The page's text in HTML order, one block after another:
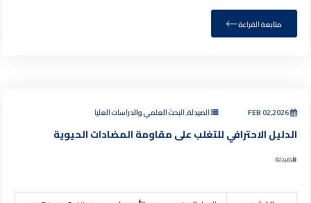
متابعة القراءة
FEB 02,2026 الصيدلة, البحث العلمي والدراسات العليا
الدليل الاحترافي للتغلب على مقاومة المضادات الحيوية
الصيدلة